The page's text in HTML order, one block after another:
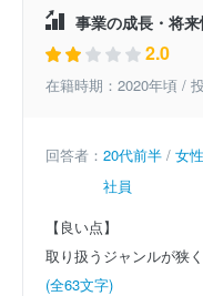
事業の成長・将
2.0
在籍時期：2020年頃 /
回答者： 20代前半 / 女性
社員
【良い点】
取り扱うジャンルが狭
(全63文字)